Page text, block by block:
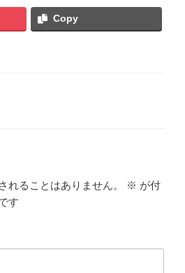
Copy
れることはありません。 ※ が付
す